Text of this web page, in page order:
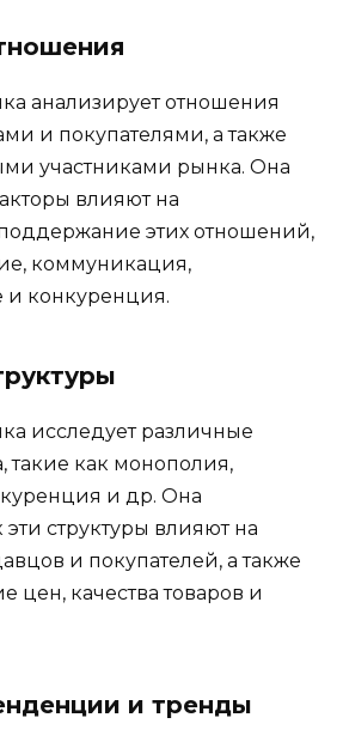
анализирует отношения
и покупателями, а также
участниками рынка. Она
влияют на
этих отношений,
коммуникация,
и конкуренция.
исследует различные
такие как монополия,
и др. Она
эти структуры влияют на
и покупателей, а также
цен, качества товаров и
и тренды